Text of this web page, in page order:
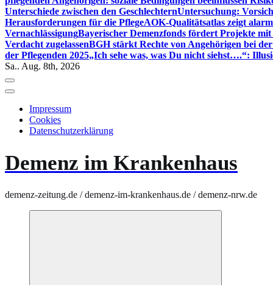
Unterschiede zwischen den GeschlechternUntersuchung:
Herausforderungen für die PflegeAOK-Qualitätsatlas zeigt
VernachlässigungBayerischer Demenzfonds fördert Projekte mit
Verdacht zugelassenBGH stärkt Rechte von Angehörigen bei
der Pflegenden 2025„Ich sehe was, was Du nicht siehst….“:
Sa.. Aug. 8th, 2026
Impressum
Cookies
Datenschutzerklärung
Demenz im Krankenhaus
demenz-zeitung.de / demenz-im-krankenhaus.de / demenz-nrw.de